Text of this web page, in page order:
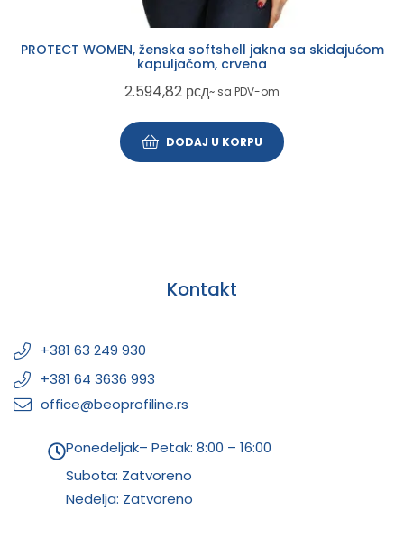
PROTECT WOMEN, ženska softshell jakna sa skidajućom
kapuljačom, crvena
2.594,82 рсд~ sa PDV-om
DODAJ U KORPU
Kontakt
+381 63 249 930
+381 64 3636 993
office@beoprofiline.rs
Ponedeljak– Petak: 8:00 – 16:00
Subota: Zatvoreno
Nedelja: Zatvoreno